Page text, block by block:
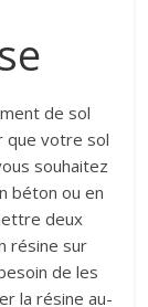
de sol
que votre sol
souhaitez
béton ou en
deux
résine sur
de les
la résine au-